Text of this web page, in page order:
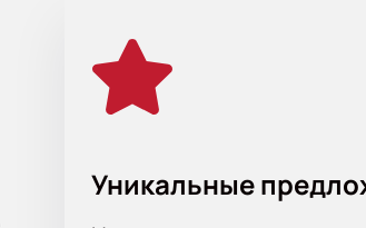
сердце» (гастроли БДТ им.
БДТ им. Товстоногова)
с указанием расположения и
Уникальные